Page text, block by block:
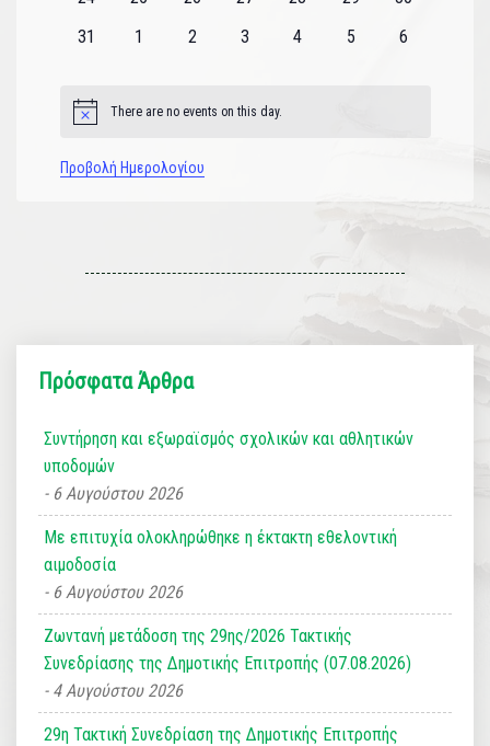
0
31
0
1
0
2
0
3
0
4
0
5
0
6
Notice There are no events on this day.
Προβολή Ημερολογίου
Πρόσφατα Άρθρα
Συντήρηση και εξωραϊσμός σχολικών και αθλητικών
υποδομών
6 Αυγούστου 2026
Με επιτυχία ολοκληρώθηκε η έκτακτη εθελοντική
αιμοδοσία
6 Αυγούστου 2026
Ζωντανή μετάδοση της 29ης/2026 Τακτικής
Συνεδρίασης της Δημοτικής Επιτροπής (07.08.2026)
4 Αυγούστου 2026
29η Τακτική Συνεδρίαση της Δημοτικής Επιτροπής